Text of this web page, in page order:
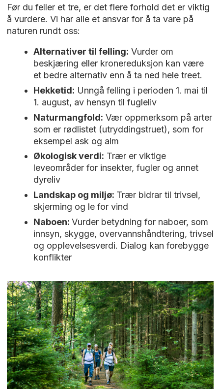
Før du feller et tre, er det flere forhold det er viktig
å vurdere. Vi har alle et ansvar for å ta vare på
naturen rundt oss:
Alternativer til felling: Vurder om
beskjæring eller kronereduksjon kan være
et bedre alternativ enn å ta ned hele treet.
Hekketid: Unngå felling i perioden 1. mai til
1. august, av hensyn til fugleliv
Naturmangfold: Vær oppmerksom på arter
som er rødlistet (utryddingstruet), som for
eksempel ask og alm
Økologisk verdi: Trær er viktige
leveområder for insekter, fugler og annet
dyreliv
Landskap og miljø: Trær bidrar til trivsel,
skjerming og le for vind
Naboen: Vurder betydning for naboer, som
innsyn, skygge, overvannshåndtering, trivsel
og opplevelsesverdi. Dialog kan forebygge
konflikter